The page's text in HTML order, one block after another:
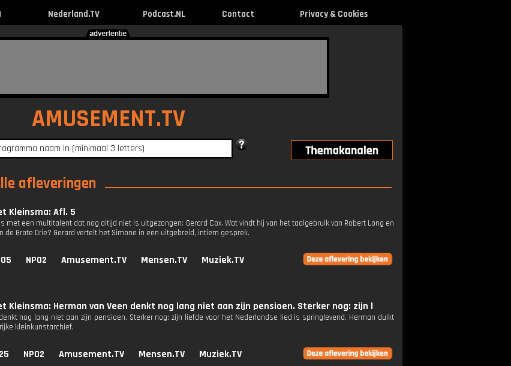
Nederland.TV Podcast.NL Contact Privacy & Cookies
AMUSEMENT.TV
afleveringen
Kleinsma: Afl. 5
met een multitalent dat nog altijd niet is uitgezongen: Gerard Cox. Wat vindt hij van het taalgebruik van Robert Long en
de Grote Drie? Gerard vertelt het Simone in een uitgebreid, intiem gesprek.
NPO2 Amusement.TV Mensen.TV Muziek.TV
Kleinsma: Herman van Veen denkt nog lang niet aan zijn pensioen. Sterker nog: zijn l
nog lang niet aan zijn pensioen. Sterker nog: zijn liefde voor het Nederlandse lied is springlevend. Herman duikt
kleinkunstarchief.
NPO2 Amusement.TV Mensen.TV Muziek.TV